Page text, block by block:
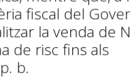
fiscal del
la venda de
de risc fins als
b.